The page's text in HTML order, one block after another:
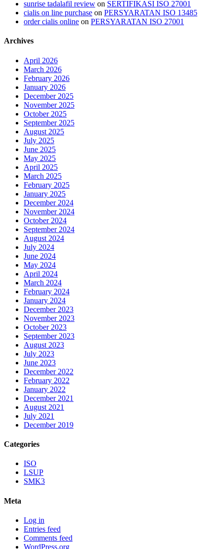
sunrise tadalafil review on SERTIFIKASI ISO 27001
cialis on line purchase on PERSYARATAN ISO 13485
order cialis online on PERSYARATAN ISO 27001
Archives
April 2026
March 2026
February 2026
January 2026
December 2025
November 2025
October 2025
September 2025
August 2025
July 2025
June 2025
May 2025
April 2025
March 2025
February 2025
January 2025
December 2024
November 2024
October 2024
September 2024
August 2024
July 2024
June 2024
May 2024
April 2024
March 2024
February 2024
January 2024
December 2023
November 2023
October 2023
September 2023
August 2023
July 2023
June 2023
December 2022
February 2022
January 2022
December 2021
August 2021
July 2021
December 2019
Categories
ISO
LSUP
SMK3
Meta
Log in
Entries feed
Comments feed
WordPress.org